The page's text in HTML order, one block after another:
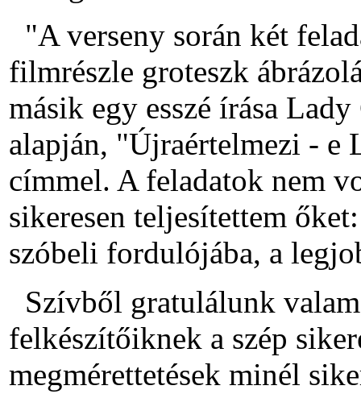
"A verseny során két
filmrészle groteszk
másik egy esszé írása
alapján, "Újraértelmezi - e
címmel. A feladatok nem
sikeresen teljesítettem
szóbeli fordulójába, a
Szívből gratulálunk
felkészítőiknek a szép
megmérettetések minél